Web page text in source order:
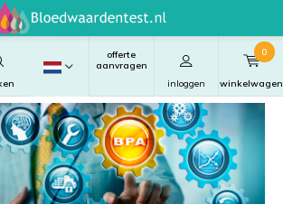
offerte
aanvragen
inloggen
winkelwagen
0